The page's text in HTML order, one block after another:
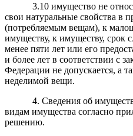
3.10 имущество не
свои натуральные свойства в
(потребляемым вещам), к
имуществу, к имуществу, срок
менее пяти лет или его
и более лет в соответствии с
Федерации не допускается, а
неделимой вещи.
4. Сведения об
видам имущества согласно
решению.